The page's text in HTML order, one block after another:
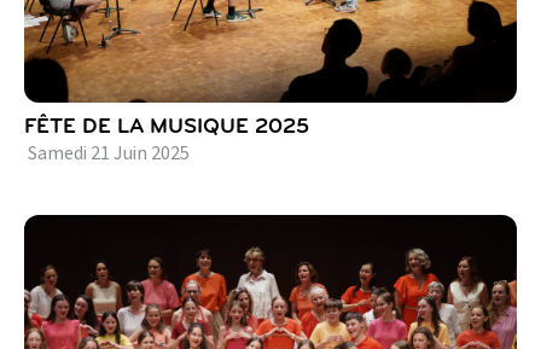
FÊTE DE LA MUSIQUE 2025
Samedi 21 Juin 2025